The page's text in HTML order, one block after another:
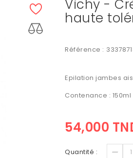
Vichy -
haute
Référence :
Epilation jambes
Contenance : 150ml
54,000
Quantité :